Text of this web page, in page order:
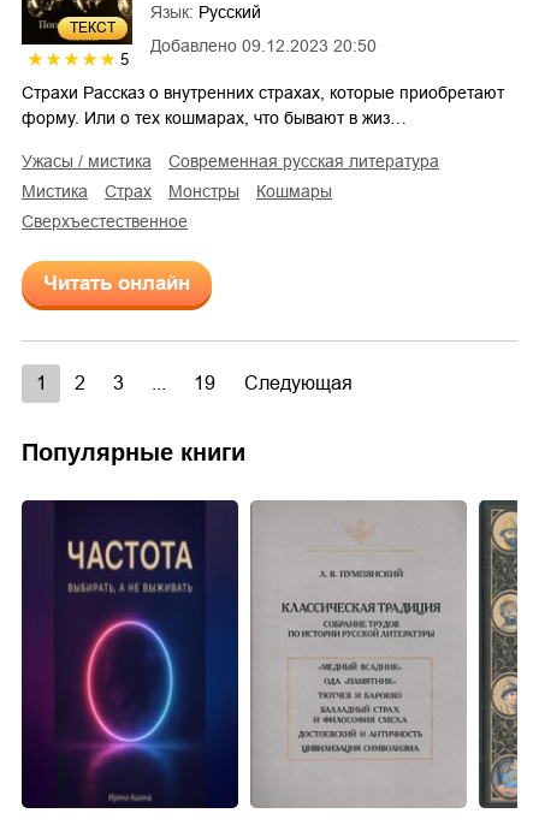
ТЕКСТ
5
Добавлено 09.12.2023 20:50
Язык: Русский
Страхи Рассказ о внутренних страхах, которые приобретают
форму. Или о тех кошмарах, что бывают в жиз…
ужасы / мистика
современная русская литература
мистика
страх монстры
кошмары
сверхъестественное
Читать онлайн
1 2 3 ... 19 Следующая
Популярные книги